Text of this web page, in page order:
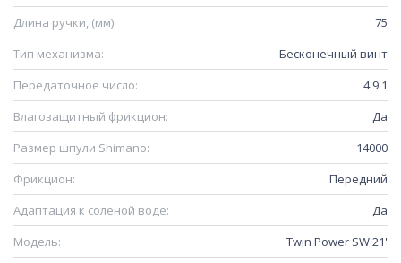
Длина ручки, (мм):
75
Тип механизма:
Бесконечный винт
Передаточное число:
4.9:1
Влагозащитный фрикцион:
Да
Размер шпули Shimano:
14000
Фрикцион:
Передний
Адаптация к соленой воде:
Да
Модель:
Twin Power SW 21'